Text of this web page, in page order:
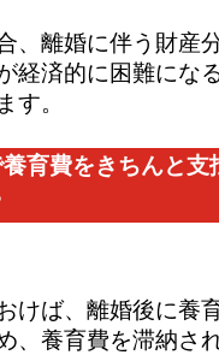
、離婚に伴う財産
経済的に困難にな
す。
育費をきちんと支
けば、離婚後に養
、養育費を滞納さ